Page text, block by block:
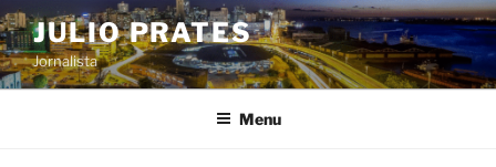
Pular
para
o
conteúdo
JULIO PRATES
Jornalista
Menu